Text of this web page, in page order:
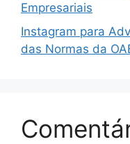
Empresariais
Instagram para
das Normas da